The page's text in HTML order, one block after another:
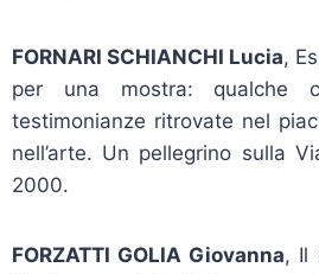
FORNARI SCHIANCHI Lucia,
per una mostra: qualche
testimonianze ritrovate nel
nell’arte. Un pellegrino sulla
2000.
FORZATTI GOLIA Giovanna, Il